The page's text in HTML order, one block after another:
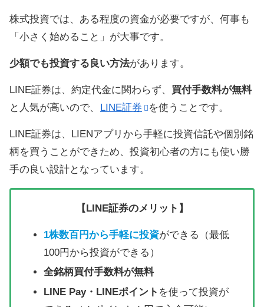
株式投資では、ある程度の資金が必要ですが、何事も
「小さく始めること」が大事です。
少額でも投資する良い方法があります。
LINE証券は、約定代金に関わらず、 買付手数料が無料
と人気が高いので、
LINE証券 を使うことです。
LINE証券は、LIENアプリから手軽に投資信託や個別銘
柄を買うことができため、投資初心者の方にも使い勝
手の良い設計となっています。
【LINE証券のメリット】
1株数百円から手軽に投資ができる（最低
100円から投資ができる）
全銘柄買付手数料が無料
LINE Pay・LINEポイント を使って投資が